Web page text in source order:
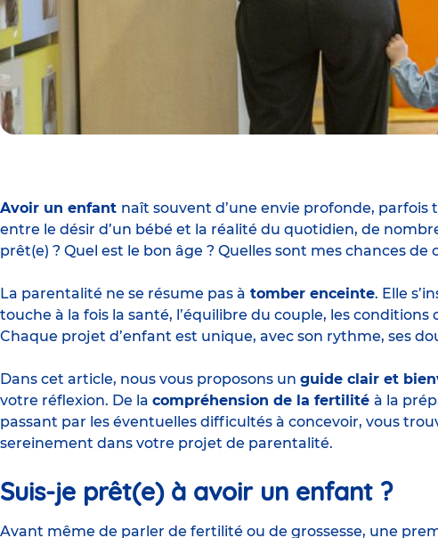
Avoir un enfant naît souvent d’une envie profonde, parfois
entre le désir d’un bébé et la réalité du quotidien, de
prêt(e) ? Quel est le bon âge ? Quelles sont mes chances de
La parentalité ne se résume pas à tomber enceinte. Elle
touche à la fois la santé, l’équilibre du couple, les
Chaque projet d’enfant est unique, avec son rythme, ses
Dans cet article, nous vous proposons un guide clair et
votre réflexion. De la compréhension de la fertilité à la
passant par les éventuelles difficultés à concevoir, vous
sereinement dans votre projet de parentalité.
Suis-je prêt(e) à avoir un enfant ?
Avant même de parler de fertilité ou de grossesse, une